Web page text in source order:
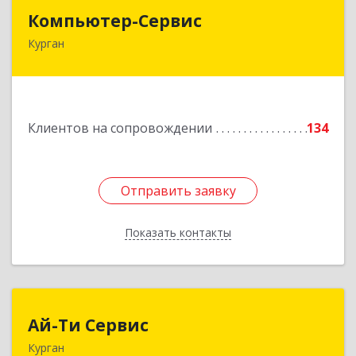
Компьютер-Сервис
Курган
Клиентов на сопровождении 134
Отправить заявку
Показать контакты
Отправить заявку
Назад
Ай-Ти Сервис
Курган